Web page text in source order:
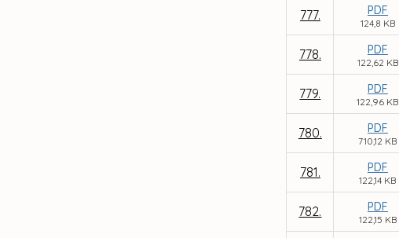
777. PDF
124,8 KB
778. PDF
122,62 KB
779. PDF
122,96 KB
780. PDF
710,12 KB
781. PDF
122,14 KB
782. PDF
122,15 KB